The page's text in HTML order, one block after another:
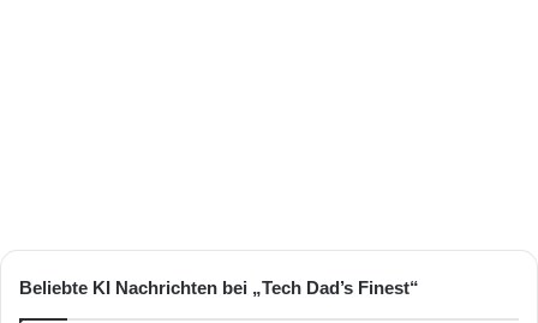
Beliebte KI Nachrichten bei „Tech Dad’s Finest“